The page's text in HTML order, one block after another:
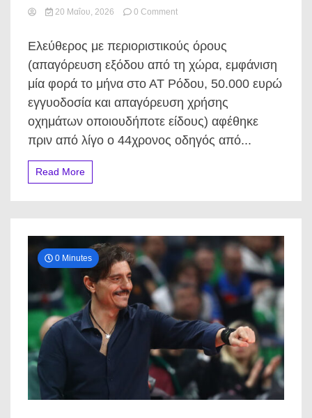
20 Μαΐου, 2026 0 Commenton
στον
44χρονο
οδηγό
που
κατηγορείται
για
το
τροχαίο
Ελεύθερος με περιοριστικούς όρους
(απαγόρευση εξόδου από τη χώρα, εμφάνιση
μία φορά το μήνα στο ΑΤ Ρόδου, 50.000 ευρώ
εγγυοδοσία και απαγόρευση χρήσης
οχημάτων οποιουδήποτε είδους) αφέθηκε
πριν από λίγο ο 44χρονος οδηγός από...
Read More
0 Minutes